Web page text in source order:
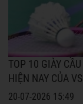
TOP 10 GIÀY
HIỆN NAY CỦA VS
20-07-2026 15:49